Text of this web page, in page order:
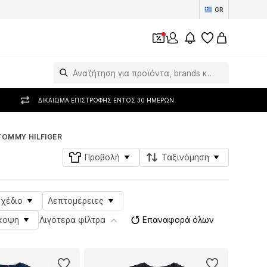
GR
1
ΔΙΚΑΊΩΜΑ ΕΠΙΣΤΡΟΦΉΣ ΕΝΤΌΣ 30 ΗΜΕΡΏΝ
HILFIGER
Προβολή Ταξινόμηση
Λεπτομέρειες
Λιγότερα φίλτρα Επαναφορά όλων